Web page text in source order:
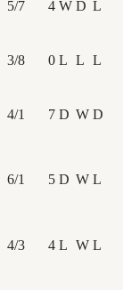
5/7 4 W D L
3/8 0 L L L
4/1 7 D W D
6/1 5 D W L
4/3 4 L W L